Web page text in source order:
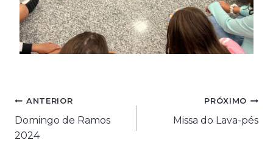
Navegação
de
ANTERIOR
Domingo de Ramos
2024
PRÓXIMO
Missa do Lava-pés